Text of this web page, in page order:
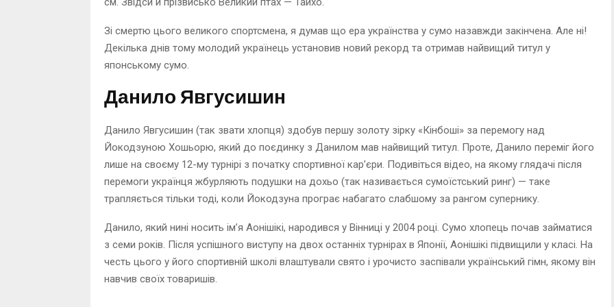
Зі смертю цього великого спортсмена, я думав що ера українства у сумо назавжди закінчена. Але ні!
Декілька днів тому молодий українець установив новий рекорд та отримав найвищий титул у
японському сумо.
Данило Явгусишин
Данило Явгусишин (так звати хлопця) здобув першу золоту зірку «Кінбоші» за перемогу над
Йокодзуною Хошьорю, який до поєдинку з Данилом мав найвищий титул. Проте, Данило переміг його
лише на своєму 12-му турнірі з початку спортивної кар’єри. Подивіться відео, на якому глядачі після
перемоги українця жбурляють подушки на дохьо (так називається сумоїстський ринг) — таке
трапляється тільки тоді, коли Йокодзуна програє набагато слабшому за рангом супернику.
Данило, який нині носить ім’я Аонішікі, народився у Вінниці у 2004 році. Сумо хлопець почав займатися
з семи років. Після успішного виступу на двох останніх турнірах в Японії, Аонішікі підвищили у класі. На
честь цього у його спортивній школі влаштували свято і урочисто заспівали український гімн, якому він
навчив своїх товаришів.